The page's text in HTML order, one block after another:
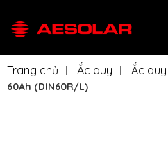
Trang chủ Ắc quy Ắc quy
60Ah (DIN60R/L)